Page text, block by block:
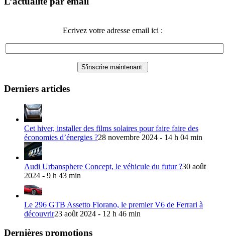
Ecrivez votre adresse email ici :
Derniers articles
Cet hiver, installer des films solaires pour faire faire des
économies d’énergies ?28 novembre 2024 - 14 h 04 min
Audi Urbansphere Concept, le véhicule du futur ?30 août
2024 - 9 h 43 min
Le 296 GTB Assetto Fiorano, le premier V6 de Ferrari à
découvrir23 août 2024 - 12 h 46 min
Dernières promotions